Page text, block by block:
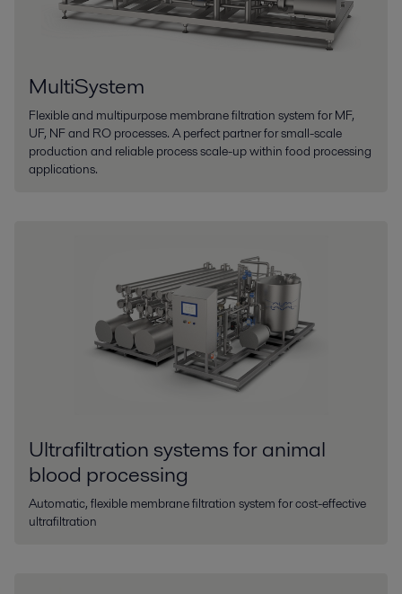
MultiSystem
Flexible and multipurpose membrane filtration system for MF,
UF, NF and RO processes. A perfect partner for small-scale
production and reliable process scale-up within food processing
applications.
Ultrafiltration systems for animal
blood processing
Automatic, flexible membrane filtration system for cost-effective
ultrafiltration